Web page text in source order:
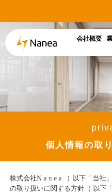
会社概要
個人情報の取
株式会社N a n e a （ 以下「当社
の取り扱いに関する方針（ 以下